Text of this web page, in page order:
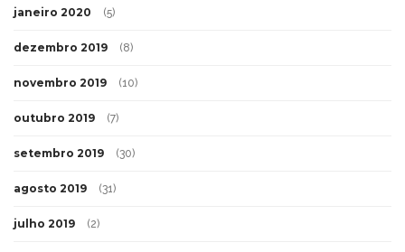
janeiro 2020 (5)
dezembro 2019 (8)
novembro 2019 (10)
outubro 2019 (7)
setembro 2019 (30)
agosto 2019 (31)
julho 2019 (2)